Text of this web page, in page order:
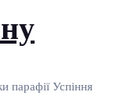
парафії Успіння